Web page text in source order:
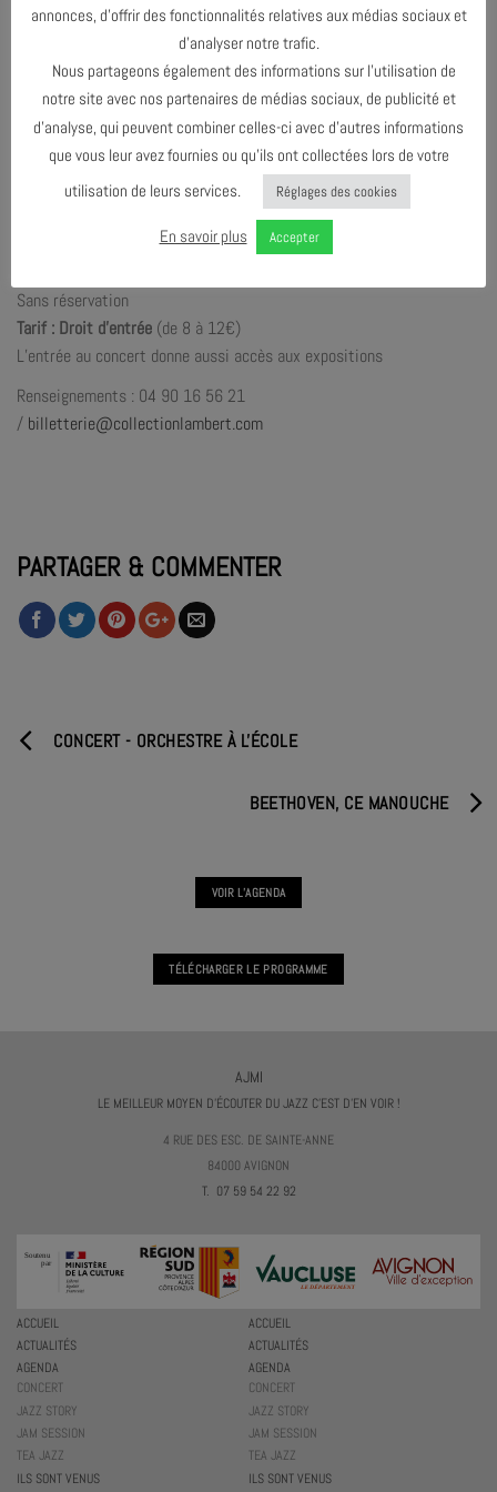
Radio Hito
Radio Hito transforme des idées anguleuses en chansons
granuleuses, minimales, entêtantes, coloriables.
Tout y est impeccablement modélisé, magnétique, sans effusion,
sans épanchement.
Informations pratiques
Sans réservation
Tarif : Droit d’entrée (de 8 à 12€)
L’entrée au concert donne aussi accès aux expositions
Renseignements : 04 90 16 56 21
/ billetterie@collectionlambert.com
PARTAGER & COMMENTER
CONCERT - ORCHESTRE À L'ÉCOLE
BEETHOVEN, CE MANOUCHE
VOIR L'AGENDA
TÉLÉCHARGER LE PROGRAMME
AJMI
LE MEILLEUR MOYEN D'ÉCOUTER DU JAZZ C'EST D'EN VOIR !
4 RUE DES ESC. DE SAINTE-ANNE
84000 AVIGNON
T. 07 59 54 22 92
ACCUEIL
ACTUALITÉS
AGENDA
CONCERT
JAZZ STORY
JAM SESSION
TEA JAZZ
ILS SONT VENUS
ACCUEIL
ACTUALITÉS
AGENDA
CONCERT
JAZZ STORY
JAM SESSION
TEA JAZZ
ILS SONT VENUS
annonces, d’offrir des fonctionnalités relatives aux médias sociaux et
d’analyser notre trafic.
Nous partageons également des informations sur l’utilisation de
notre site avec nos partenaires de médias sociaux, de publicité et
d’analyse, qui peuvent combiner celles-ci avec d’autres informations
que vous leur avez fournies ou qu’ils ont collectées lors de votre
utilisation de leurs services.
Réglages des cookies
En savoir plus Accepter